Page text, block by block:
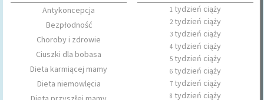
Antykoncepcja
Bezpłodność
Choroby i zdrowie
Ciuszki dla bobasa
Dieta karmiącej mamy
Dieta niemowlęcia
1tydzień ciąży
2tydzień ciąży
3tydzień ciąży
4tydzień ciąży
5tydzień ciąży
6tydzień ciąży
7tydzień ciąży
8 tydzień ciąży